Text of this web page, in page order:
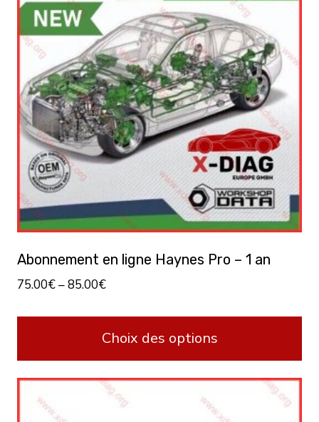
Abonnement en ligne Haynes Pro – 1 an
75.00€–85.00€
Choix des options
produit